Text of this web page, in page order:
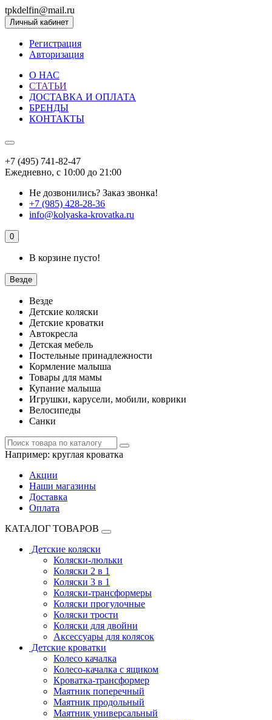
tpkdelfin@mail.ru
Личный кабинет
Регистрация
Авторизация
О НАС
СТАТЬИ
ДОСТАВКА И ОПЛАТА
БРЕНДЫ
КОНТАКТЫ
+7 (495) 741-82-47
Ежедневно, с 10:00 до 21:00
Не дозвонились? Заказ звонка!
+7 (985) 428-28-36
info@kolyaska-krovatka.ru
0
В корзине пусто!
Везде
Везде
Детские коляски
Детские кроватки
Автокресла
Детская мебель
Постельные принадлежности
Кормление малыша
Товары для мамы
Купание малыша
Игрушки, карусели, мобили, коврики
Велосипеды
Санки
Например: круглая кроватка
Акции
Наши магазины
Доставка
Оплата
КАТАЛОГ ТОВАРОВ
Детские коляски
Коляски-люльки
Коляски 2 в 1
Коляски 3 в 1
Коляски-трансформеры
Коляски прогулочные
Коляски трости
Коляски для двойни
Аксессуары для колясок
Детские кроватки
Колесо качалка
Колесо-качалка с ящиком
Кроватка-трансформер
Маятник поперечный
Маятник продольный
Маятник универсальный